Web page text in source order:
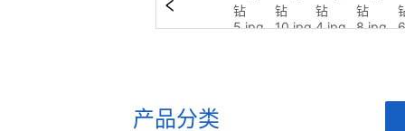
产品分类